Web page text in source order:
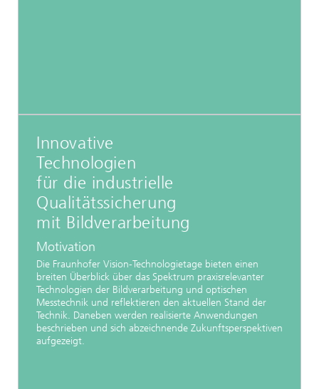
Innovative
Technologien
für die industrielle
Qualitätssicherung
mit Bildverarbeitung
Motivation
Die Fraunhofer Vision-Technologietage bieten einen
breiten Überblick über das Spektrum praxisrelevanter
Technologien der Bildverarbeitung und optischen
Messtechnik und reflektieren den aktuellen Stand der
Technik. Daneben werden realisierte Anwendungen
beschrieben und sich abzeichnende Zukunftsper­spektiven
aufgezeigt.